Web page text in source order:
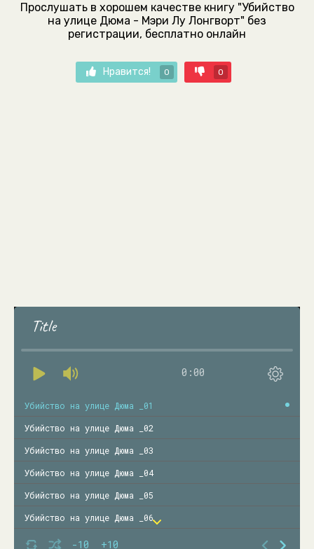
Прослушать в хорошем качестве книгу "Убийство
на улице Дюма - Мэри Лу Лонгворт" без
регистрации, бесплатно онлайн
Нравится! 0 0
Title
0:00
-10 +10
Убийство на улице Дюма _01
Убийство на улице Дюма _02
Убийство на улице Дюма _03
Убийство на улице Дюма _04
Убийство на улице Дюма _05
Убийство на улице Дюма _06
Убийство на улице Дюма _07